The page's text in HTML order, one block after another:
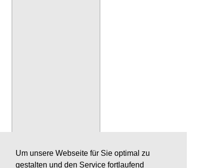
Um unsere Webseite für Sie optimal zu
gestalten und den Service fortlaufend